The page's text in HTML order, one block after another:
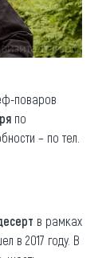
поваров
по
– по тел.
в рамках
в 2017 году. В